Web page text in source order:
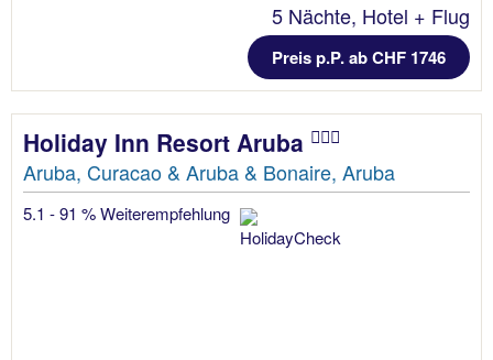
5 Nächte, Hotel + Flug
Preis p.P. ab CHF 1746
Holiday Inn Resort Aruba
Aruba, Curacao & Aruba & Bonaire, Aruba
5.1 - 91 % Weiterempfehlung